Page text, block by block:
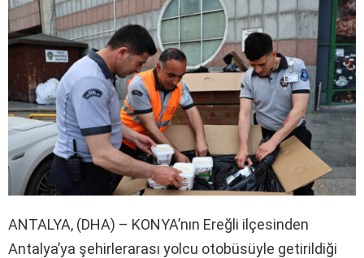
ANTALYA, (DHA) – KONYA’nın Ereğli ilçesinden
Antalya’ya şehirlerarası yolcu otobüsüyle getirildiği